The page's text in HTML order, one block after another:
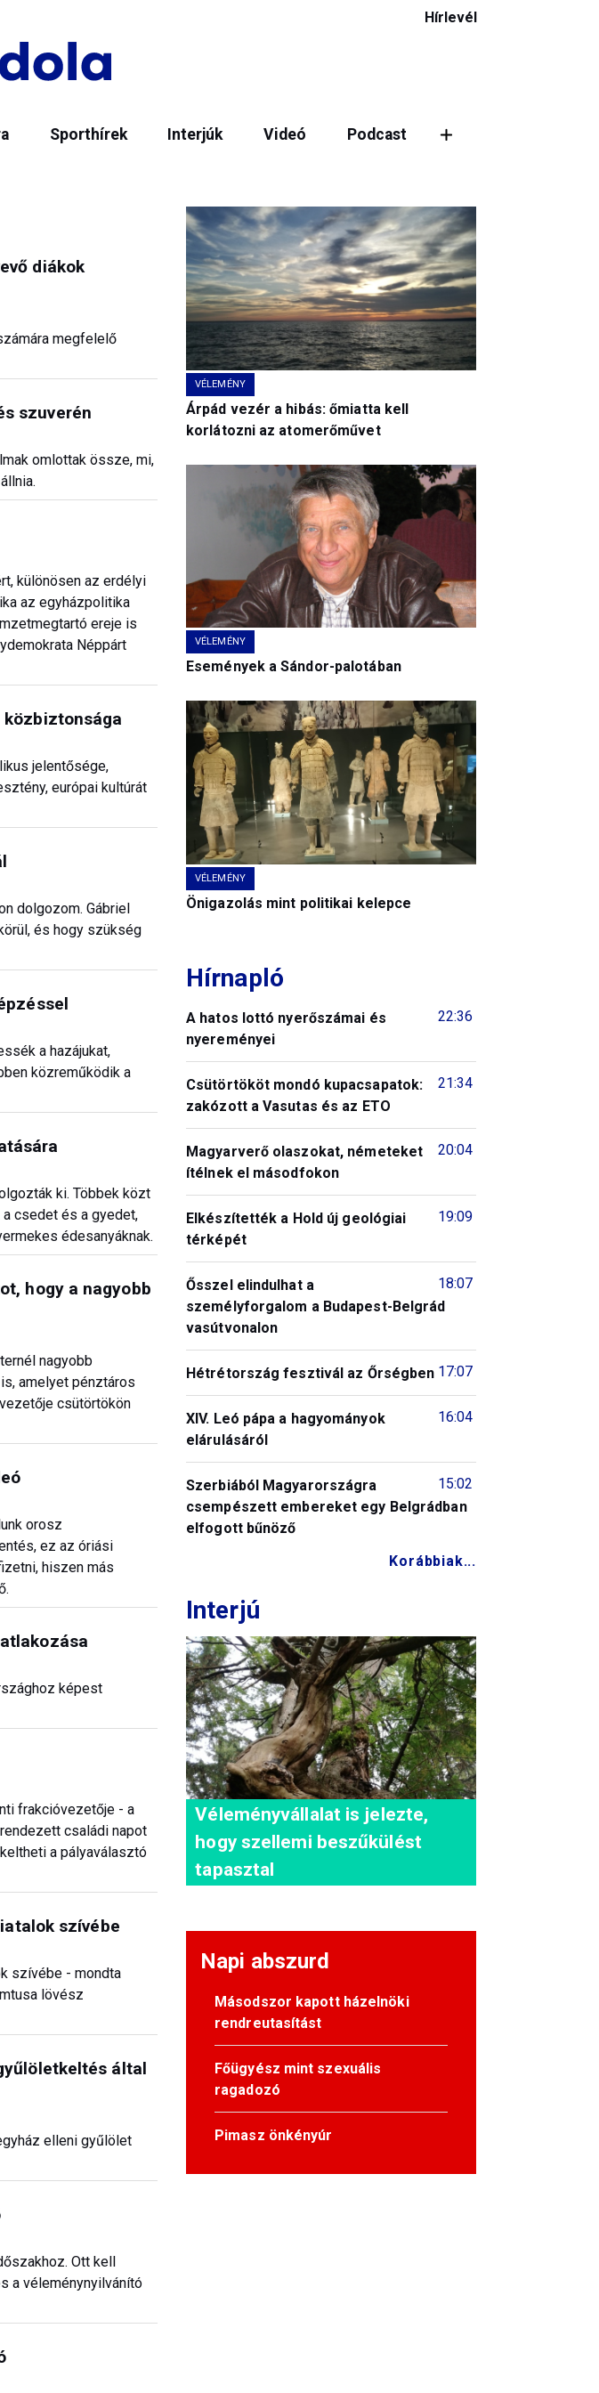
Hírlevél
Sporthírek Interjúk Videó Podcast
diákok
megfelelő
szuverén
omlottak össze, mi,
különösen az erdélyi
az egyházpolitika
ereje is
Néppárt
közbiztonsága
jelentősége,
európai kultúrát
dolgozom. Gábriel
és hogy szükség
a hazájukat,
közreműködik a
ki. Többek közt
csedet és a gyedet,
édesanyáknak.
hogy a nagyobb
nagyobb
amelyet pénztáros
csütörtökön
orosz
ez az óriási
hiszen más
képest
frakcióvezetője - a
családi napot
a pályaválasztó
szívébe
szívébe - mondta
lövész
által
elleni gyűlölet
Ott kell
a véleménynyilvánító
VÉLEMÉNY
Árpád vezér a hibás: őmiatta kell
korlátozni az atomerőművet
VÉLEMÉNY
Események a Sándor-palotában
VÉLEMÉNY
Önigazolás mint politikai kelepce
Hírnapló
22:36
A hatos lottó nyerőszámai és
nyereményei
21:34
Csütörtököt mondó kupacsapatok:
zakózott a Vasutas és az ETO
20:04
Magyarverő olaszokat, németeket
ítélnek el másodfokon
19:09
Elkészítették a Hold új geológiai
térképét
18:07
Ősszel elindulhat a
személyforgalom a Budapest-Belgrád
vasútvonalon
17:07
Hétrétország fesztivál az Őrségben
16:04
XIV. Leó pápa a hagyományok
elárulásáról
15:02
Szerbiából Magyarországra
csempészett embereket egy Belgrádban
elfogott bűnöző
Korábbiak...
Interjú
Véleményvállalat is jelezte,
hogy szellemi beszűkülést
tapasztal
Napi abszurd
Másodszor kapott házelnöki
rendreutasítást
Főügyész mint szexuális
ragadozó
Pimasz önkényúr